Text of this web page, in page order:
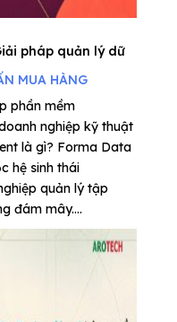
pháp quản lý dữ
MUA HÀNG
phần mềm
nghiệp kỹ thuật
là gì? Forma Data
hệ sinh thái
quản lý tập
đám mây....